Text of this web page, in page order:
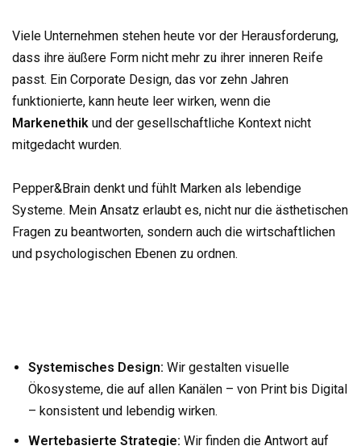
Viele Unternehmen stehen heute vor der Herausforderung,
dass ihre äußere Form nicht mehr zu ihrer inneren Reife
passt. Ein Corporate Design, das vor zehn Jahren
funktionierte, kann heute leer wirken, wenn die
Markenethik und der gesellschaftliche Kontext nicht
mitgedacht wurden.
Pepper&Brain denkt und fühlt Marken als lebendige
Systeme. Mein Ansatz erlaubt es, nicht nur die ästhetischen
Fragen zu beantworten, sondern auch die wirtschaftlichen
und psychologischen Ebenen zu ordnen.
Systemisches Design: Wir gestalten visuelle
Ökosysteme, die auf allen Kanälen – von Print bis Digital
– konsistent und lebendig wirken.
Wertebasierte Strategie: Wir finden die Antwort auf